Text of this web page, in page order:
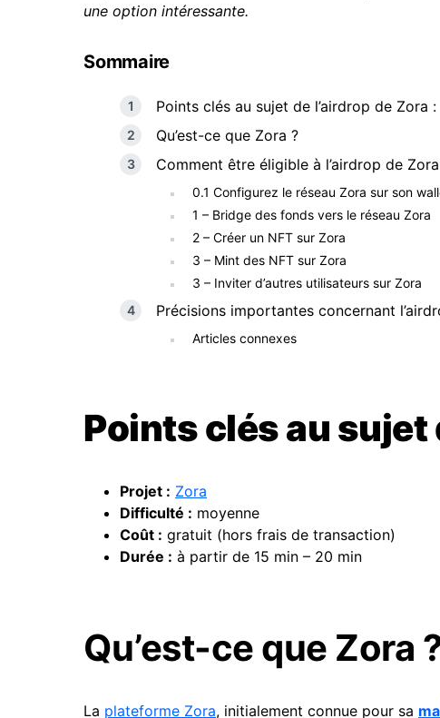
une option intéressante.
Sommaire
Points clés au sujet de l’airdrop de Zora :
Qu’est-ce que Zora ?
Comment être éligible à l’airdrop de
0.1 Configurez le réseau Zora sur son
1 – Bridge des fonds vers le réseau Zora
2 – Créer un NFT sur Zora
3 – Mint des NFT sur Zora
3 – Inviter d’autres utilisateurs sur Zora
Précisions importantes concernant
Articles connexes
Points clés au sujet
Projet : Zora
Difficulté : moyenne
Coût : gratuit (hors frais de transaction)
Durée : à partir de 15 min – 20 min
Qu’est-ce que Zora
La plateforme Zora, initialement connue pour sa